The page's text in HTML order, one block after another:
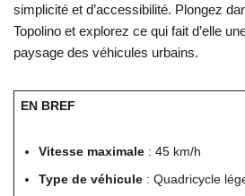
simplicité et d’accessibilité. Plongez
Topolino et explorez ce qui fait d’elle
paysage des véhicules urbains.
EN BREF
Vitesse maximale: 45 km/h
Type de véhicule: Quadricycle